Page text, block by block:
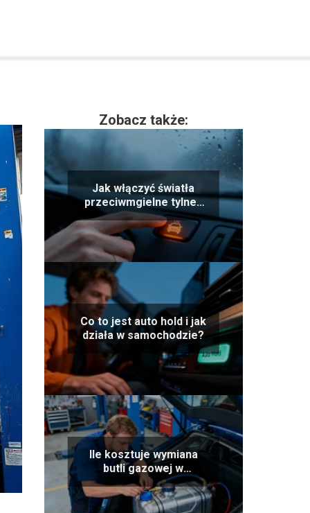
Zobacz także:
Jak włączyć światła
przeciwmgielne tylne?
Poradnik krok po kroku
Co to jest auto hold i jak
działa w samochodzie?
Ile kosztuje wymiana
butli gazowej w
samochodzie?